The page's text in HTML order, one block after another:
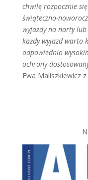
chwilę rozpocznie
świąteczno-
wyjazdy na narty
każdy wyjazd warto
odpowiednio
ochrony
Ewa Maliszkiewicz